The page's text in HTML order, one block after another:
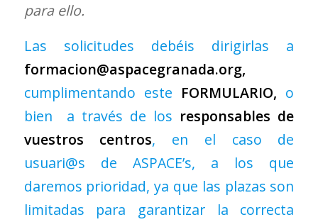
para ello.
Las solicitudes debéis dirigirlas a
formacion@aspacegranada.org,
cumplimentando este FORMULARIO, o
bien a través de los responsables de
vuestros centros, en el caso de
usuari@s de ASPACE’s, a los que
daremos prioridad, ya que las plazas son
limitadas para garantizar la correcta